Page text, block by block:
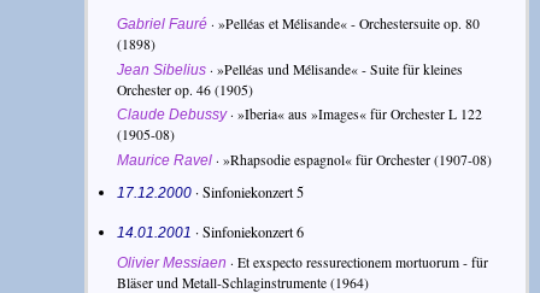
Gabriel Fauré ·»Pelléas et Mélisande« - Orchestersuite op. 80
(1898)
Jean Sibelius ·»Pelléas und Mélisande« - Suite für kleines
Orchester op. 46 (1905)
Claude Debussy·»Iberia« aus »Images« für Orchester L 122
(1905-08)
Maurice Ravel ·»Rhapsodie espagnol« für Orchester (1907-08)
17.12.2000 · Sinfoniekonzert 5
14.01.2001 · Sinfoniekonzert 6
Olivier Messiaen ·Et exspecto ressurectionem mortuorum - für
Bläser und Metall-Schlaginstrumente (1964)